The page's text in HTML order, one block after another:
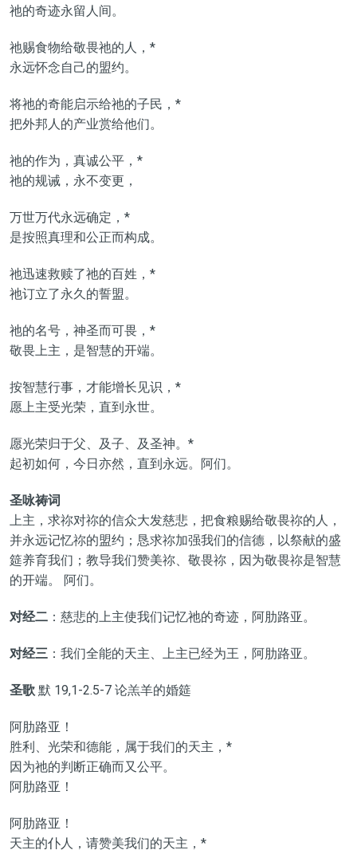
祂的奇迹永留人间。
祂赐食物给敬畏祂的人，*
永远怀念自己的盟约。
将祂的奇能启示给祂的子民，*
把外邦人的产业赏给他们。
祂的作为，真诚公平，*
祂的规诫，永不变更，
万世万代永远确定，*
是按照真理和公正而构成。
祂迅速救赎了祂的百姓，*
祂订立了永久的誓盟。
祂的名号，神圣而可畏，*
敬畏上主，是智慧的开端。
按智慧行事，才能增长见识，*
愿上主受光荣，直到永世。
愿光荣归于父、及子、及圣神。*
起初如何，今日亦然，直到永远。阿们。
圣咏祷词
上主，求祢对祢的信众大发慈悲，把食粮赐给敬畏祢的人，
并永远记忆祢的盟约；恳求祢加强我们的信德，以祭献的盛
筵养育我们；教导我们赞美祢、敬畏祢，因为敬畏祢是智慧
的开端。 阿们。
对经二：慈悲的上主使我们记忆祂的奇迹，阿肋路亚。
对经三 ：我们全能的天主、上主已经为王，阿肋路亚。
圣歌默 19,1-2.5-7 论羔羊的婚筵
阿肋路亚！
胜利、光荣和德能，属于我们的天主，*
因为祂的判断正确而又公平。
阿肋路亚！
阿肋路亚！
天主的仆人，请赞美我们的天主，*